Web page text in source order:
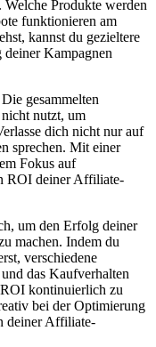
Produkte werden
funktionieren am
kannst‌ du⁢ gezieltere​
deiner Kampagnen
gesammelten
nutzt, um
dich ⁢nicht nur auf
sprechen. Mit‌ einer
Fokus auf
‍ROI deiner Affiliate-
um ⁤den‍ Erfolg deiner
‍machen. Indem du
verschiedene
das Kaufverhalten
kontinuierlich zu
bei der Optimierung
deiner Affiliate-